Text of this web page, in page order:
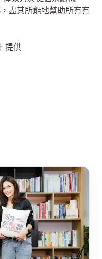
盡其所能地幫助所有有
提供